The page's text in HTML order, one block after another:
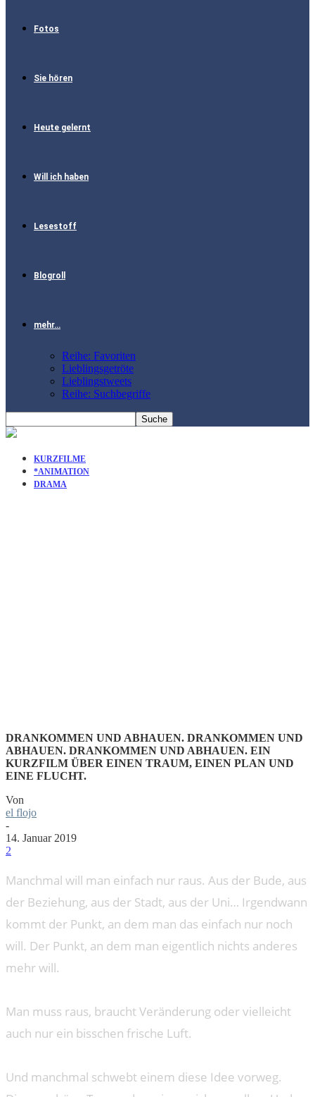
Fotos
Sie hören
Heute gelernt
Will ich haben
Lesestoff
Blogroll
mehr…
Reihe: Favoriten
Lieblingsgetröte
Lieblingstweets
Reihe: Suchbegriffe
KURZFILME
*ANIMATION
DRAMA
DRANKOMMEN UND ABHAUEN. DRANKOMMEN UND
ABHAUEN. DRANKOMMEN UND ABHAUEN. EIN
KURZFILM ÜBER EINEN TRAUM, EINEN PLAN UND
EINE FLUCHT.
Von
el flojo
-
14. Januar 2019
2
Manchmal will man einfach nur raus. Aus der Bude, aus
der Beziehung, aus der Stadt, aus der Uni… Irgendwann
kommt der Punkt, an dem man das einfach nur noch
will. Der Punkt, an dem man eigentlich nichts anderes
mehr will.
Man muss raus, braucht Veränderung oder vielleicht
auch nur ein bisschen frische Luft.
Und manchmal schwebt einem diese Idee vorweg.